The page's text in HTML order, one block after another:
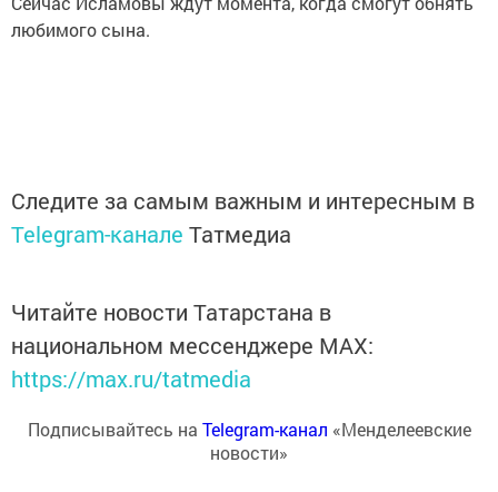
любимого сына.
Следите за самым важным и интересным в
Telegram-канале Татмедиа
Читайте новости Татарстана в
национальном мессенджере MАХ:
https://max.ru/tatmedia
Подписывайтесь на Telegram-канал «Менделеевские
новости»